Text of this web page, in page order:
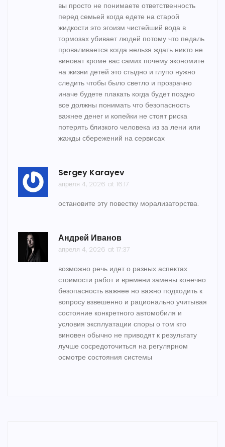
вы просто не понимаете ответственность
перед семьей когда едете на старой
жидкости это эгоизм чистейший вода в
тормозах убивает людей потому что педаль
проваливается когда нельзя ждать никто не
виноват кроме вас самих почему экономите
на жизни детей это стыдно и глупо нужно
следить чтобы было светло и прозрачно
иначе будете плакать когда будет поздно
все должны понимать что безопасность
важнее денег и копейки не стоят риска
потерять близкого человека из за лени или
жажды сбережений на сервисах
Sergey Karayev
апреля 4, 2026 at 16:17
остановите эту повестку морализаторства.
Андрей Иванов
апреля 4, 2026 at 17:37
возможно речь идет о разных аспектах
стоимости работ и времени замены конечно
безопасность важнее но важно подходить к
вопросу взвешенно и рационально учитывая
состояние конкретного автомобиля и
условия эксплуатации споры о том кто
виновен обычно не приводят к результату
лучше сосредоточиться на регулярном
осмотре состояния системы